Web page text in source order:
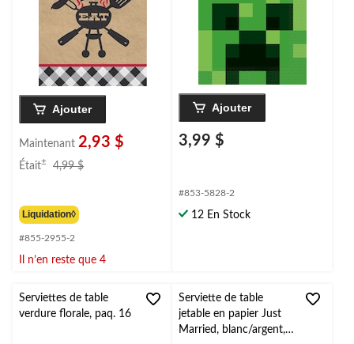
Ajouter
Maintenant 2,93 $
Était± 4,99 $
Liquidation◊
#855-2955-2
Il n’en reste que 4
Ajouter
3,99 $
#853-5828-2
12 En Stock
Serviettes de table
verdure florale, paq. 16
Serviette de table
jetable en papier Just
Married, blanc/argent,